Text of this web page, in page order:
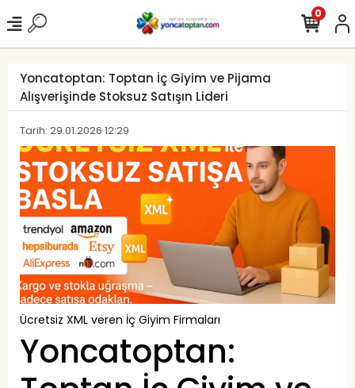
0
Yoncatoptan: Toptan İç Giyim ve Pijama
Alışverişinde Stoksuz Satışın Lideri
Tarih: 29.01.2026 12:29
Ücretsiz XML veren İç Giyim Firmaları
Yoncatoptan: